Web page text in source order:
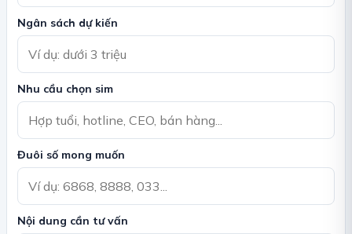
Ngân sách dự kiến
Nhu cầu chọn sim
Đuôi số mong muốn
Nội dung cần tư vấn